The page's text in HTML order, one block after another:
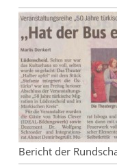
Bericht der